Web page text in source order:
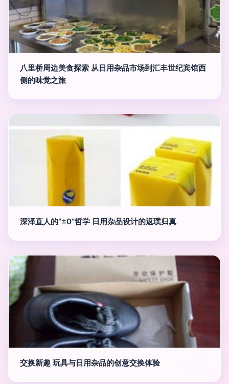
八里桥周边美食探索 从日用杂品市场到汇丰世纪宾馆西
侧的味觉之旅
深泽直人的“±0”哲学 日用杂品设计的返璞归真
交换新趣 玩具与日用杂品的创意交换体验